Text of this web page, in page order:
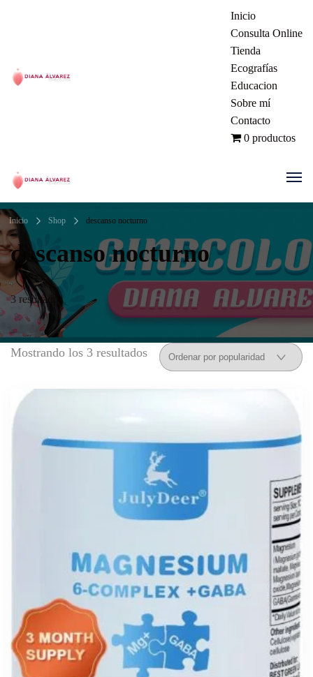
Ginecóloga | Dra. Diana Álvarez
| Manizales Colombia
Inicio
Consulta Online
Tienda
Ecografías
Educacion
Sobre mí
Contacto
0 productos
Ginecóloga | Dra. Diana Álvarez
Inicio Shop descanso nocturno
descanso nocturno
3 resultados
Mostrando los 3 resultados